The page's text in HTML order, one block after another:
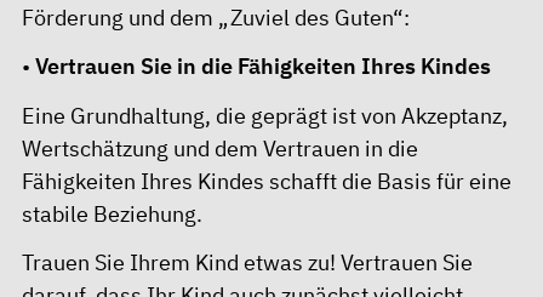
Förderung und dem „Zuviel des Guten“:
• Vertrauen Sie in die Fähigkeiten Ihres Kindes
Eine Grundhaltung, die geprägt ist von Akzeptanz,
Wertschätzung und dem Vertrauen in die
Fähigkeiten Ihres Kindes schafft die Basis für eine
stabile Beziehung.
Trauen Sie Ihrem Kind etwas zu! Vertrauen Sie